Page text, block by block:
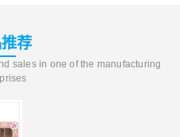
荐
sales in one of the manufacturing